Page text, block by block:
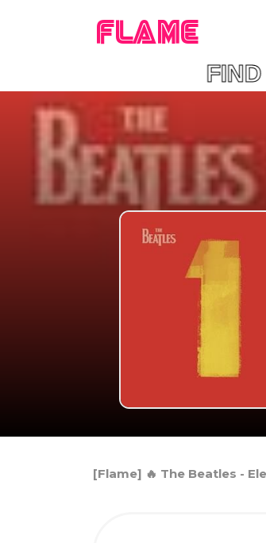
FLAME
[Flame] 🔥 The Beatles -